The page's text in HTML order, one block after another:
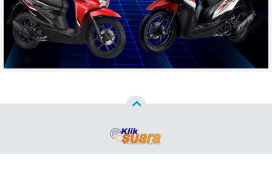
Copyright ©2026Klik Suara.Com™